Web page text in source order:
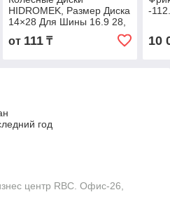
HIDROМЕK, Размер Диска
14×28 Для Шины 16.9 28,
440 80R28
от 111₸
-
10
год
центр RBC. Офис-26,